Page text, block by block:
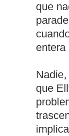
que
entera
que